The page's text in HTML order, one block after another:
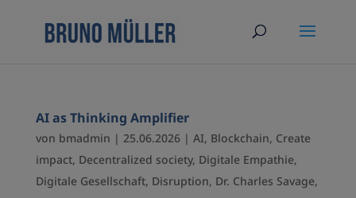
AI as Thinking Amplifier
von bmadmin | 25.06.2026| AI, Blockchain, Create
impact, Decentralized society, Digitale Empathie,
Digitale Gesellschaft, Disruption, Dr. Charles Savage,